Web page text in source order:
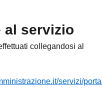
al servizio
collegandosi al
servizi/